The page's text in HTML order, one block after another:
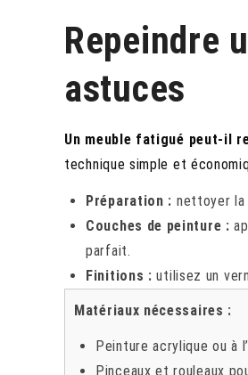
Repeindre
astuces
Un meuble fatigué peut-il
technique simple et
Préparation : nettoyer la
Couches de peinture :
parfait.
Finitions : utilisez un
Matériaux nécessaires :
Peinture acrylique ou à
Pinceaux et rouleaux